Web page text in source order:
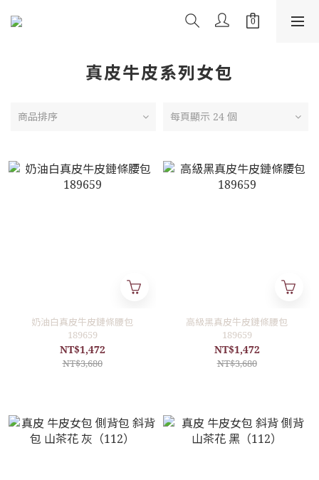
真皮牛皮系列女包
商品排序 每頁顯示 24 個
奶油白真皮牛皮鏈條腰包
189659
NT$1,472
NT$3,680
高級黑真皮牛皮鏈條腰包
189659
NT$1,472
NT$3,680